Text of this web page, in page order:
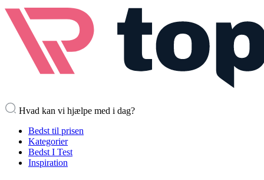
Hvad kan vi hjælpe med i dag?
Bedst til prisen
Kategorier
Bedst I Test
Inspiration